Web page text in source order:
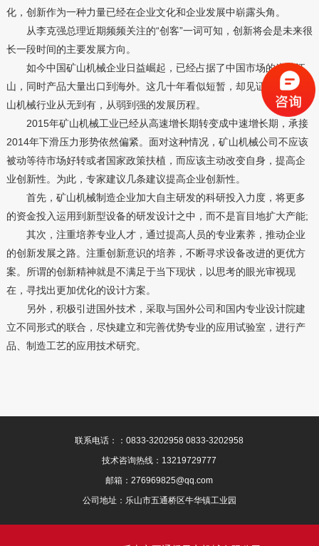
化，创新作为一种力量已经在企业文化和企业发展中崭露头角。
从李克强总理近期频频关注的“创客”一词可知，创新将会是未来很
长一段时间的主要发展方向。
如今中国矿山机械企业日益崛起，已经占据了中国市场的半壁江
山，同时产品大量出口到海外。这几十年看似短暂，却见证了中国矿
山机械行业从无到有，从弱到强的发展历程。
2015年矿山机械工业已经从高速增长期转变成中速增长期，承接
2014年下滑压力形势依然偏紧。面对这种情况，矿山机械公司不应该
被动等待市场好转或者国家政策扶植，而应该主动改变自身，提高企
业创新性。为此，专家建议几条建议提高企业创新性。
首先，矿山机械制造企业加大自主研发的科研投入力度，将更多
的资金投入运用到新型设备的研发设计之中，而不是盲目地扩大产能;
其次，注重培养专业人才，通过提高人员的专业素养，推动企业
的创新发展之路。注重创新意识的培养，不断寻求设备改进的更优方
案。所谓的创新精神就是不满足于当下现状，以思考的眼光审视现
在，寻找出更加优化的设计方案。
另外，积极引进国外技术，采取与国外公司和国内专业设计院建
立不同形式的联合，尽快建立和完善优势专业的应用试验室，进行产
品、制造工艺的应用技术研究。
联系电话：：0833-3202958 0833-3202958
技术咨询热线：13219729777
邮箱：276969825@qq.com
公司地址：乐山市五通桥区牛华镇工业园